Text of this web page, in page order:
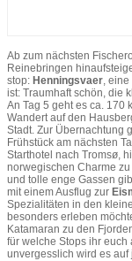
Ab zum nächsten
Reinebringen
stop: Henningsvaer,
ist: Traumhaft schön, die
An Tag 5 geht es ca. 170
Wandert auf den
Stadt. Zur Übernachtung
Frühstück am nächsten
Starthotel nach Tromsø,
norwegischen Charme
und tolle enge Gassen
mit einem Ausflug zur
Spezialitäten in den
besonders erleben
Katamaran zu den
für welche Stops ihr
unvergesslich wird es auf